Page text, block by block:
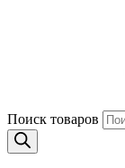
Поиск товаров